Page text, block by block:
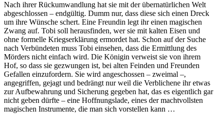
Nach ihrer Rückumwandlung hat sie mit der übernatürlichen Welt
abgeschlossen – endgültig. Dumm nur, dass diese sich einen Dreck
um ihre Wünsche schert. Eine Freundin legt ihr einen magischen
Zwang auf. Tobi soll herausfinden, wer sie mit kalten Eisen und
ohne formelle Kriegserklärung ermordet hat. Schon auf der Suche
nach Verbündeten muss Tobi einsehen, dass die Ermittlung des
Mörders nicht einfach wird. Die Königin verweist sie von ihrem
Hof, so dass sie gezwungen ist, bei alten Feinden und Freunden
Gefallen einzufordern. Sie wird angeschossen – zweimal –,
angegriffen, gejagt und bedrängt nur weil die Verblichene ihr etwas
zur Aufbewahrung und Sicherung gegeben hat, das es eigentlich gar
nicht geben dürfte – eine Hoffnungslade, eines der machtvollsten
magischen Instrumente, die man sich vorstellen kann …